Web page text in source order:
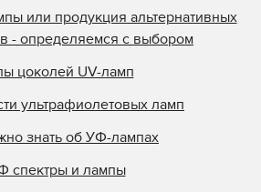
или продукция альтернативных
- определяемся с выбором
цоколей UV-ламп
ультрафиолетовых ламп
знать об УФ-лампах
спектры и лампы